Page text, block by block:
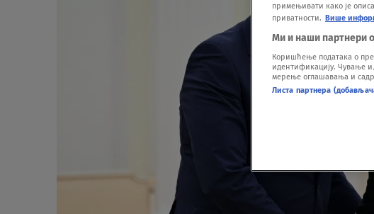
примењивати како је
приватности. Више
Ми и наши партнери
Коришћење података о
идентификацију. Чување
мерење оглашавања и
Листа партнера